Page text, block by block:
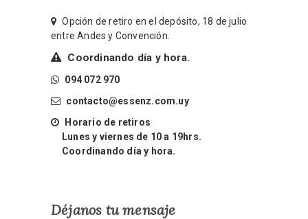
Opción de retiro en el depósito, 18 de julio
entre Andes y Convención.
Coordinando día y hora.
094 072 970
contacto@essenz.com.uy
Horario de retiros
Lunes y viernes de 10 a 19hrs.
Coordinando día y hora.
Déjanos tu mensaje